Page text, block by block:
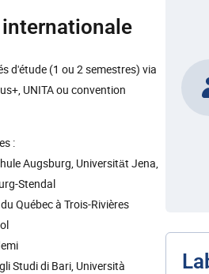
d'étude (1 ou 2 semestres) via
UNITA ou convention
:
Augsburg, Universität Jena,
Stendal
Québec à Trois-Rivières
Studi di Bari, Università